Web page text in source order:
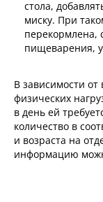
стола,
миску. При
перекормлена,
пищеварения,
В зависимости
физических
в день ей
количество в
и возраста на
информацию